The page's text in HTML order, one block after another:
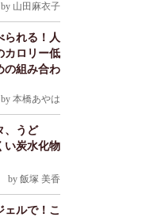
by 山田麻衣子
られる！人
カロリー低
の組み合わ
by 本橋あやは
、うど
い炭水化物
by 飯塚 美香
ェルで！こ